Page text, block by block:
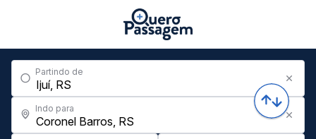
Partindo de
Indo para